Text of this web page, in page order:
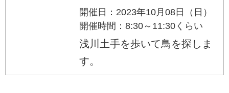
開催日：2023年10月08日（日）
開催時間：8:30～11:30くらい
浅川土手を歩いて鳥を探しま
す。